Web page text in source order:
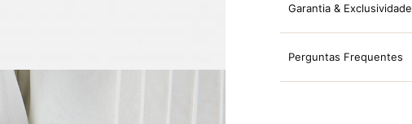
Garantia & Exclusividade
Perguntas Frequentes